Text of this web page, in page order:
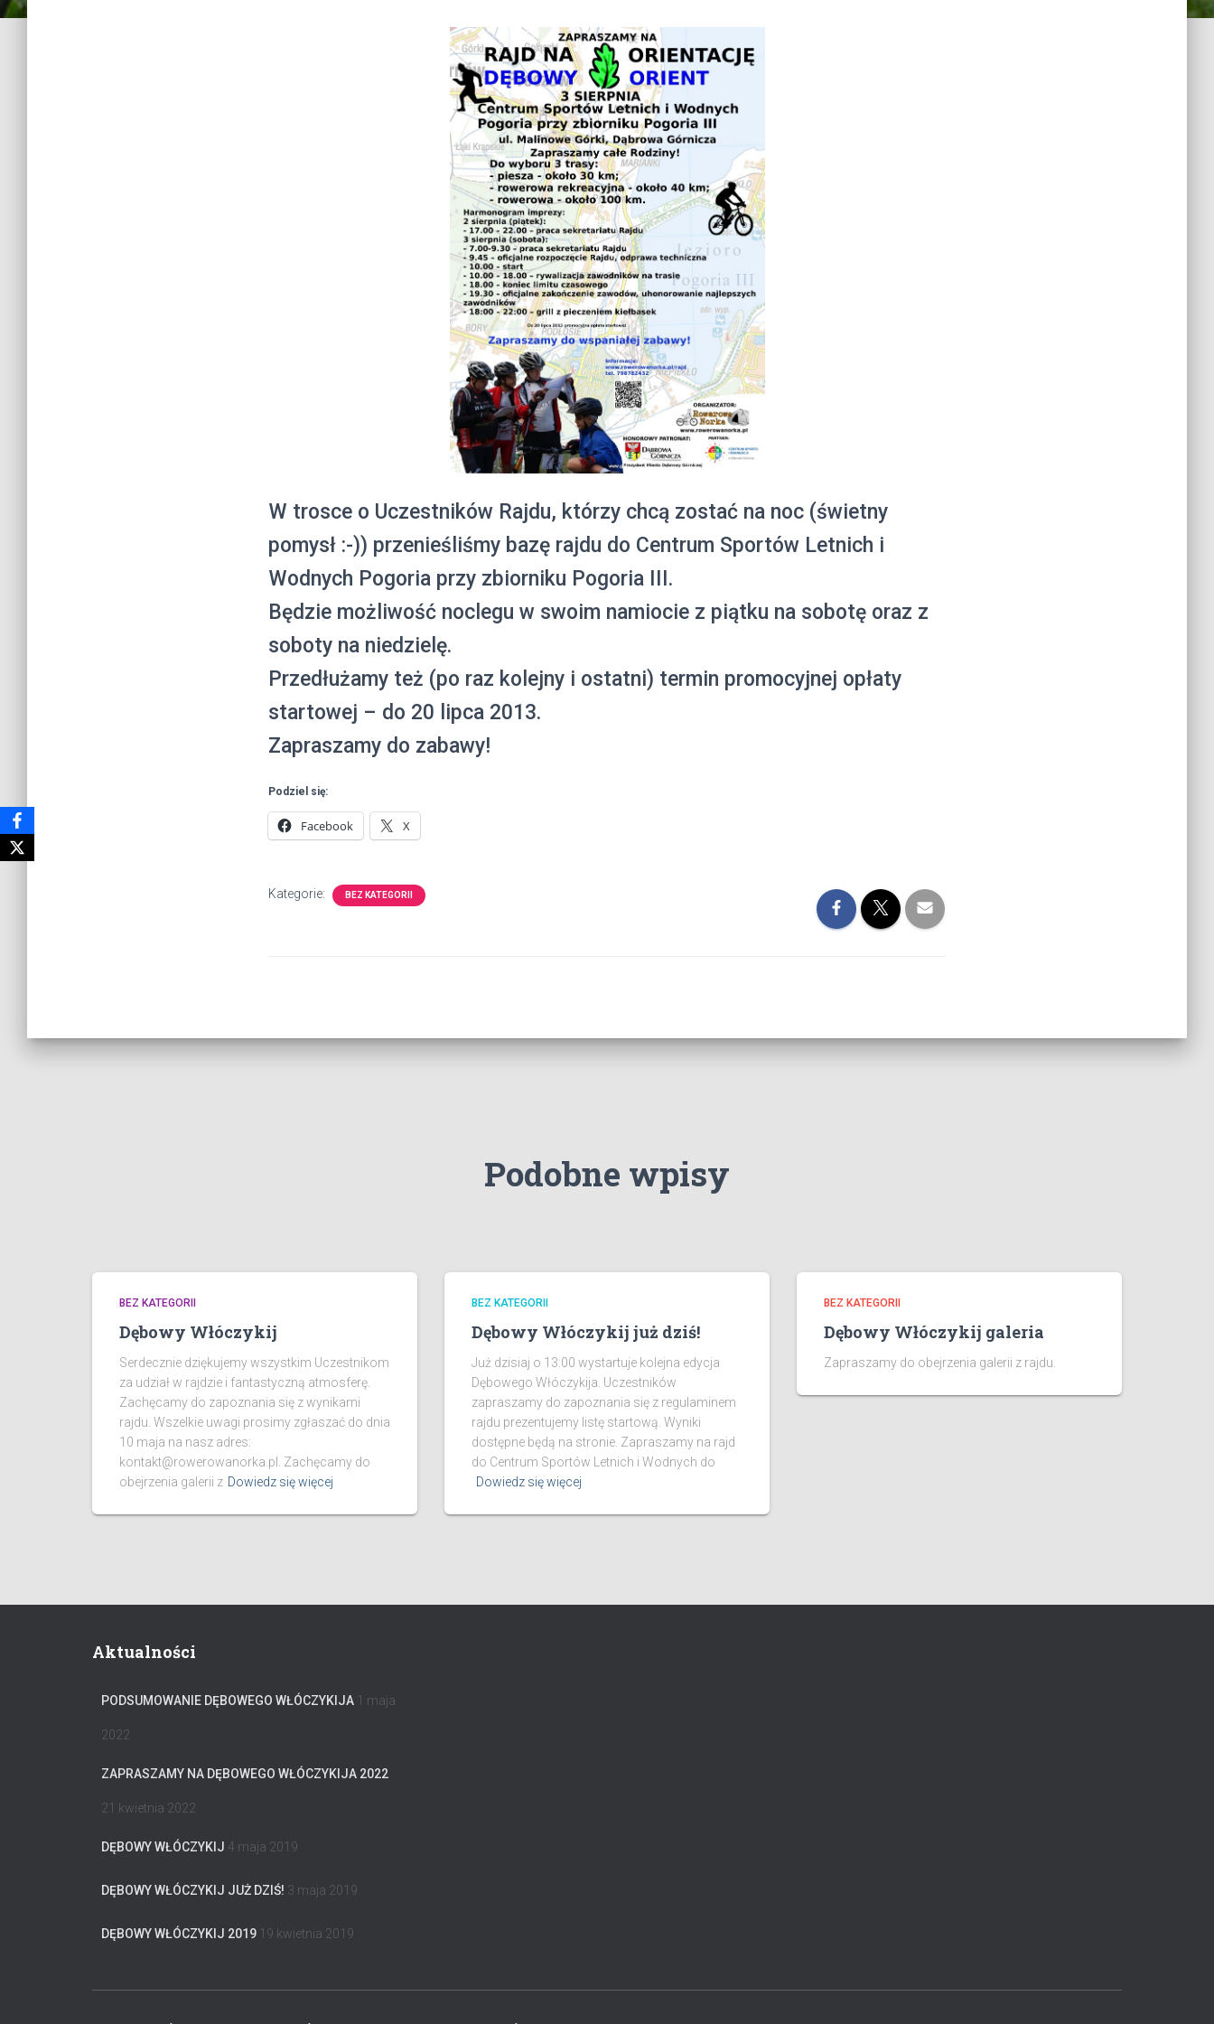
W trosce o Uczestników Rajdu, którzy chcą zostać na noc (świetny
pomysł :-)) przenieśliśmy bazę rajdu do Centrum Sportów Letnich i
Wodnych Pogoria przy zbiorniku Pogoria III.
Będzie możliwość noclegu w swoim namiocie z piątku na sobotę oraz z
soboty na niedzielę.
Przedłużamy też (po raz kolejny i ostatni) termin promocyjnej opłaty
startowej – do 20 lipca 2013.
Zapraszamy do zabawy!
Podziel się:
Facebook X
Kategorie: BEZ KATEGORII
Podobne wpisy
BEZ KATEGORII
Dębowy Włóczykij
Serdecznie dziękujemy wszystkim Uczestnikom
za udział w rajdzie i fantastyczną atmosferę.
Zachęcamy do zapoznania się z wynikami
rajdu. Wszelkie uwagi prosimy zgłaszać do dnia
10 maja na nasz adres:
kontakt@rowerowanorka.pl. Zachęcamy do
obejrzenia galerii z Dowiedz się więcej
BEZ KATEGORII
Dębowy Włóczykij już dziś!
Już dzisiaj o 13:00 wystartuje kolejna edycja
Dębowego Włóczykija. Uczestników
zapraszamy do zapoznania się z regulaminem
rajdu prezentujemy listę startową. Wyniki
dostępne będą na stronie. Zapraszamy na rajd
do Centrum Sportów Letnich i Wodnych do
Dowiedz się więcej
BEZ KATEGORII
Dębowy Włóczykij galeria
Zapraszamy do obejrzenia galerii z rajdu.
Aktualności
PODSUMOWANIE DĘBOWEGO WŁÓCZYKIJA 1 maja
2022
ZAPRASZAMY NA DĘBOWEGO WŁÓCZYKIJA 2022
21 kwietnia 2022
DĘBOWY WŁÓCZYKIJ 4 maja 2019
DĘBOWY WŁÓCZYKIJ JUŻ DZIŚ! 3 maja 2019
DĘBOWY WŁÓCZYKIJ 2019 19 kwietnia 2019